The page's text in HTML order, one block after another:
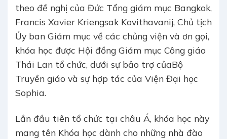
theo đề nghị của Đức Tổng giám mục Bangkok,
Francis Xavier Kriengsak Kovithavanij, Chủ tịch
Ủy ban Giám mục về các chủng viện và ơn gọi,
khóa học được Hội đồng Giám mục Công giáo
Thái Lan tổ chức, dưới sự bảo trợ củaBộ
Truyền giáo và sự hợp tác của Viện Đại học
Sophia.
Lần đầu tiên tổ chức tại châu Á, khóa học này
mang tên Khóa học dành cho những nhà đào